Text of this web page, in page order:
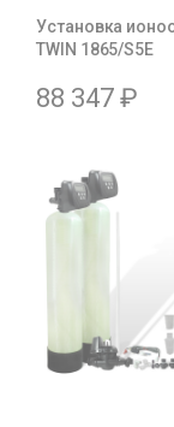
Установка
TWIN 1865/S5E
88 347 ₽